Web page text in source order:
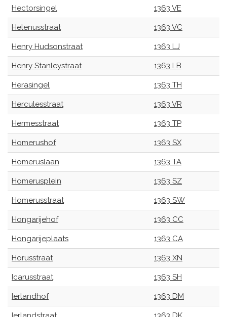
Hectorsingel 1363 VE
Helenusstraat 1363 VC
Henry Hudsonstraat 1363 LJ
Henry Stanleystraat 1363 LB
Herasingel 1363 TH
Herculesstraat 1363 VR
Hermesstraat 1363 TP
Homerushof 1363 SX
Homeruslaan 1363 TA
Homerusplein 1363 SZ
Homerusstraat 1363 SW
Hongarijehof 1363 CC
Hongarijeplaats 1363 CA
Horusstraat 1363 XN
Icarusstraat 1363 SH
Ierlandhof 1363 DM